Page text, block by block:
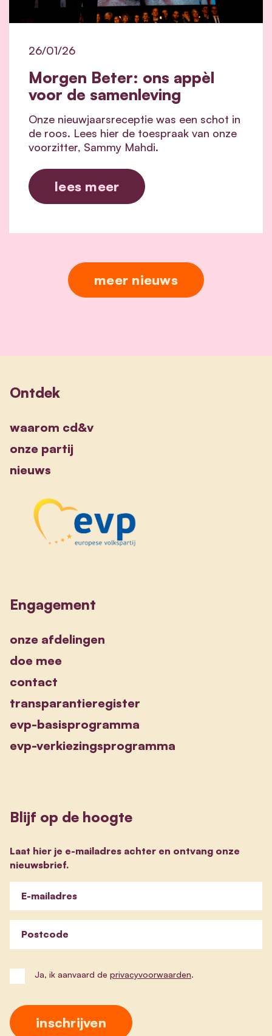
Morgen Beter: ons appèl
voor de samenleving
26/01/26
Onze nieuwjaarsreceptie was een schot in
de roos. Lees hier de toespraak van onze
voorzitter, Sammy Mahdi.
lees meer
meer nieuws
Ontdek
waarom cd&v
onze partij
nieuws
Engagement
onze afdelingen
doe mee
contact
transparantieregister
evp-basisprogramma
evp-verkiezingsprogramma
Blijf op de hoogte
Laat hier je e-mailadres achter en ontvang onze
nieuwsbrief.
E-mailadres
Postcode
Ja, ik aanvaard de privacyvoorwaarden.